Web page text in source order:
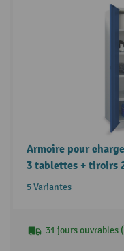
Armoire pour
3 tablettes + tiroirs
5 Variantes
31 jours